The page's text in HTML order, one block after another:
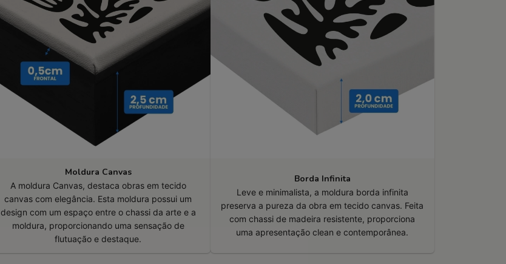
Moldura Canvas
A moldura Canvas, destaca obras em tecido
canvas com elegância. Esta moldura possui um
design com um espaço entre o chassi da arte e a
moldura, proporcionando uma sensação de
flutuação e destaque.
Borda Infinita
Leve e minimalista, a moldura borda infinita
preserva a pureza da obra em tecido canvas. Feita
com chassi de madeira resistente, proporciona
uma apresentação clean e contemporânea.